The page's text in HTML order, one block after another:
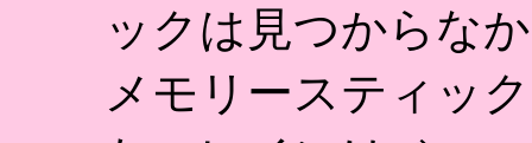
ックは見つからな
メモリースティッ